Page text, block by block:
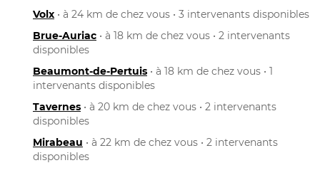
Volx • à 24 km de chez vous • 3 intervenants disponibles
Brue-Auriac • à 18 km de chez vous • 2 intervenants
disponibles
Beaumont-de-Pertuis • à 18 km de chez vous • 1
intervenants disponibles
Tavernes • à 20 km de chez vous • 2 intervenants
disponibles
Mirabeau • à 22 km de chez vous • 2 intervenants
disponibles